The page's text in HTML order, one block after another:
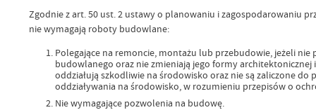
Zgodnie z art. 50 ust. 2 ustawy o planowaniu i zagospodarowaniu
nie wymagają roboty budowlane:
Polegające na remoncie, montażu lub przebudowie, jeżeli
budowlanego oraz nie zmieniają jego formy
oddziałują szkodliwie na środowisko oraz nie są zaliczone
oddziaływania na środowisko, w rozumieniu przepisów o
Nie wymagające pozwolenia na budowę.